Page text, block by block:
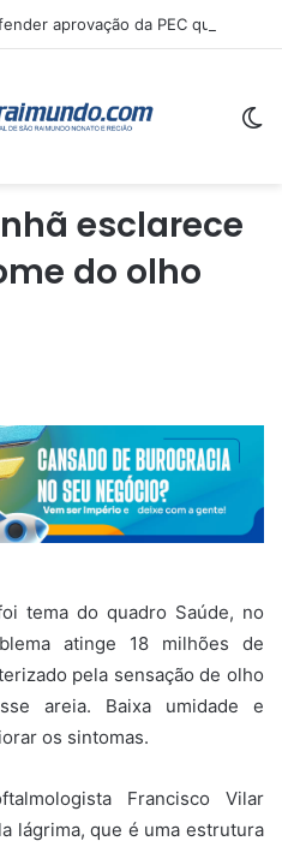
esclarece
do olho
tema do quadro Saúde, no
atinge 18 milhões de
pela sensação de olho
areia. Baixa umidade e
os sintomas.
Francisco Vilar
lágrima, que é uma estrutura